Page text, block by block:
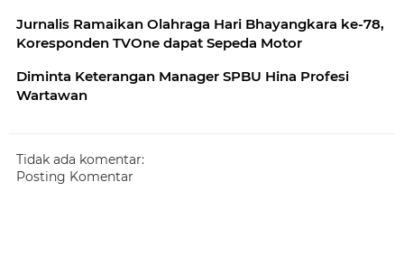
Jurnalis Ramaikan Olahraga Hari Bhayangkara ke-78,
Koresponden TVOne dapat Sepeda Motor
Diminta Keterangan Manager SPBU Hina Profesi
Wartawan
Tidak ada komentar:
Posting Komentar